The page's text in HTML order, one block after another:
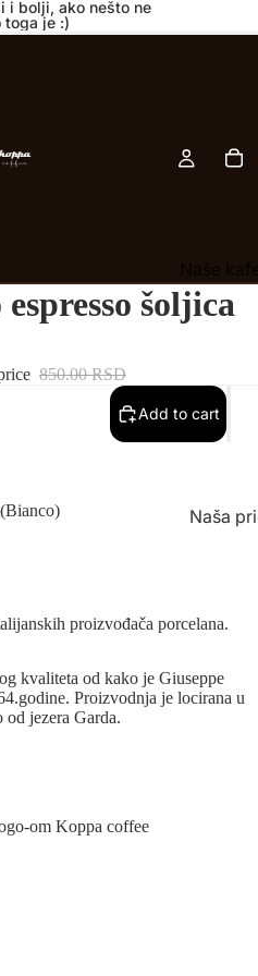
i bolji, ako nešto ne
toga je :)
Šoljice i
shangri
shangri
čajevi
Naša
šoljica
850.00 RSD
Add to cart
proizvođača porcelana.
kvaliteta od kako je Giuseppe
Proizvodnja je locirana u
od jezera Garda.
om Koppa coffee